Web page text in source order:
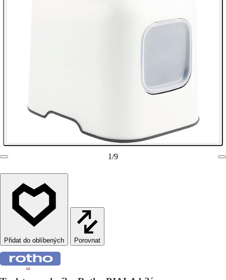
1/9
Porovnat